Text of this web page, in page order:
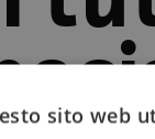
sito web